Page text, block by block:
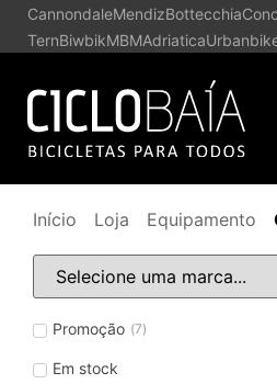
CannondaleMendizBottecchia
TernBiwbikMBMAdriatica
Início Loja Equipamento
Promoção (7)
Em stock